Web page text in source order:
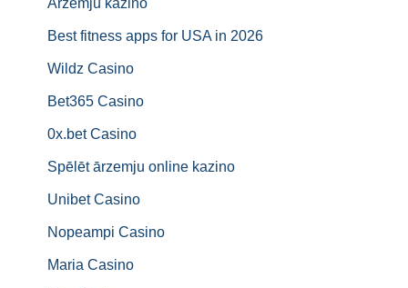
Best fitness apps for USA in 2026
Wildz Casino
Bet365 Casino
0x.bet Casino
Spēlēt ārzemju online kazino
Unibet Casino
Nopeampi Casino
Maria Casino